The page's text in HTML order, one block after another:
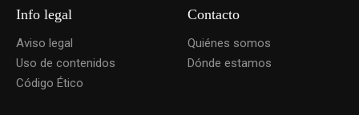
Info legal
Aviso legal
Uso de contenidos
Código Ético
Contacto
Quiénes somos
Dónde estamos